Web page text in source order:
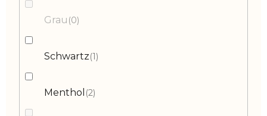
Grau 0
Schwartz 1
Menthol 2